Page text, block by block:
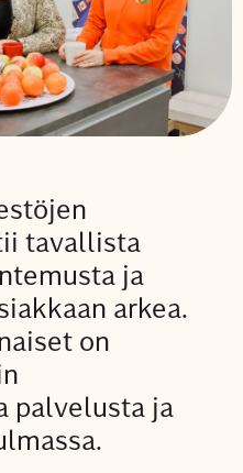
tavallista
ja
arkea.
on
palvelusta ja